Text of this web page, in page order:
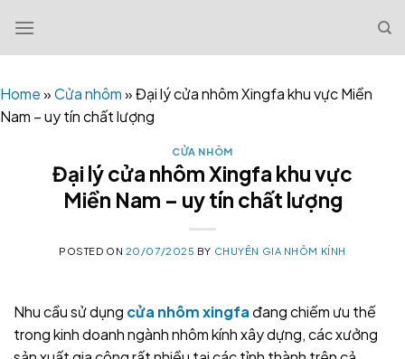
content
Home»Cửa nhôm»Đại lý cửa nhôm Xingfa khu vực Miền
Nam – uy tín chất lượng
CỬA NHÔM
Đại lý cửa nhôm Xingfa khu vực
Miền Nam – uy tín chất lượng
POSTED ON 20/07/2025 BY CHUYÊN GIA NHÔM KÍNH
Nhu cầu sử dụng cửa nhôm xingfa đang chiếm ưu thế
trong kinh doanh ngành nhôm kính xây dựng, các xưởng